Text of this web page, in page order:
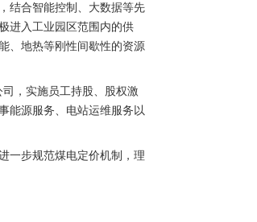
结合智能控制、大数据等先
进入工业园区范围内的供
、地热等刚性间歇性的资源
，实施员工持股、股权激
能源服务、电站运维服务以
一步规范煤电定价机制，理